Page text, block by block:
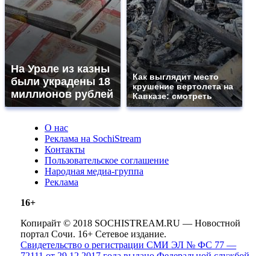
На Урале из казны
были украдены 18
миллионов рублей
Как выглядит место
крушение вертолета на
Кавказе: смотреть
О нас
Реклама на SochiStream
Контакты
Пользовательское соглашение
Народная медиа-группа
Реклама
16+
Копирайт © 2018 SOCHISTREAM.RU — Новостной
портал Сочи. 16+ Сетевое издание.
Свидетельство о регистрации СМИ ЭЛ № ФС 77 —